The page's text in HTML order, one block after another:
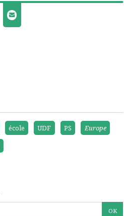
école UDF PS
Europe